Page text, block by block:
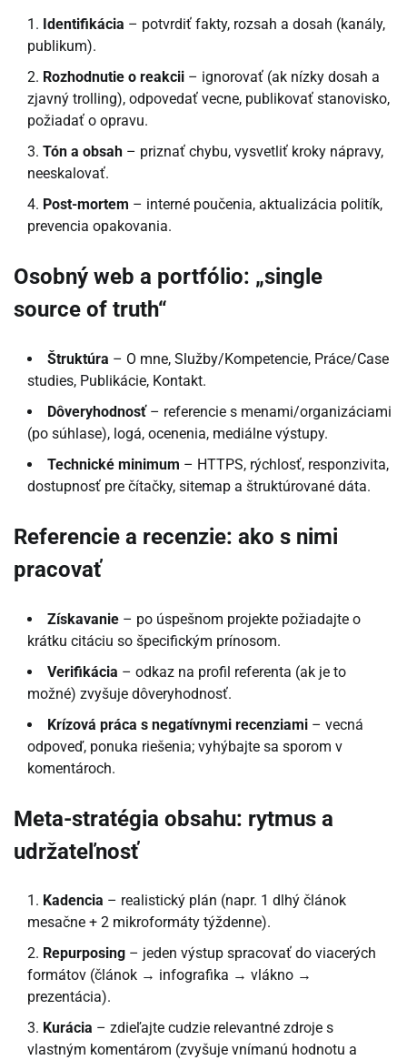
Identifikácia – potvrdiť fakty, rozsah a dosah (kanály,
publikum).
Rozhodnutie o reakcii – ignorovať (ak nízky dosah a
zjavný trolling), odpovedať vecne, publikovať stanovisko,
požiadať o opravu.
Tón a obsah – priznať chybu, vysvetliť kroky nápravy,
neeskalovať.
Post-mortem – interné poučenia, aktualizácia politík,
prevencia opakovania.
Osobný web a portfólio: „single
source of truth“
Štruktúra – O mne, Služby/Kompetencie, Práce/Case
studies, Publikácie, Kontakt.
Dôveryhodnosť– referencie s menami/organizáciami
(po súhlase), logá, ocenenia, mediálne výstupy.
Technické minimum – HTTPS, rýchlosť, responzivita,
dostupnosť pre čítačky, sitemap a štruktúrované dáta.
Referencie a recenzie: ako s nimi
pracovať
Získavanie – po úspešnom projekte požiadajte o
krátku citáciu so špecifickým prínosom.
Verifikácia – odkaz na profil referenta (ak je to
možné) zvyšuje dôveryhodnosť.
Krízová práca s negatívnymi recenziami – vecná
odpoveď, ponuka riešenia; vyhýbajte sa sporom v
komentároch.
Meta-stratégia obsahu: rytmus a
udržateľnosť
Kadencia – realistický plán (napr. 1 dlhý článok
mesačne + 2 mikroformáty týždenne).
Repurposing – jeden výstup spracovať do viacerých
formátov (článok → infografika → vlákno →
prezentácia).
Kurácia – zdieľajte cudzie relevantné zdroje s
vlastným komentárom (zvyšuje vnímanú hodnotu a